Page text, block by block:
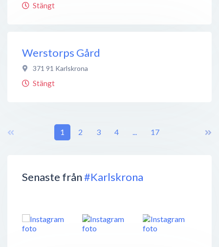
Senaste från#Karlskrona
Stängt
Werstorps Gård
371 91 Karlskrona
Stängt
1 2 3 4 ... 17